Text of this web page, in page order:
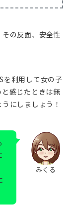
の反面、安全性
利用して女の子
感じたときは無
にしましょう！
みくる